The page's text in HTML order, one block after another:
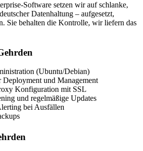
Software setzen wir auf schlanke,
Datenhaltung – aufgesetzt,
Sie behalten die Kontrolle, wir liefern das
(Ubuntu/Debian)
und Management
Konfiguration mit SSL
und regelmäßige Updates
bei Ausfällen